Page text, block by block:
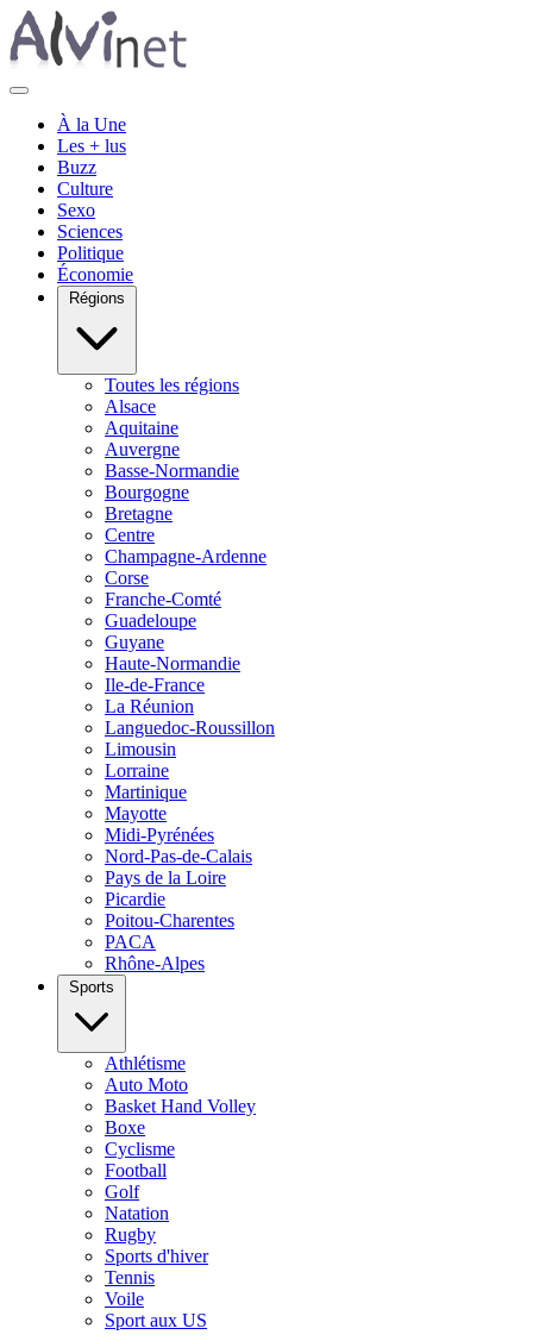
À la Une
Les + lus
Buzz
Culture
Sexo
Sciences
Politique
Économie
Régions
Toutes les régions
Alsace
Aquitaine
Auvergne
Basse-Normandie
Bourgogne
Bretagne
Centre
Champagne-Ardenne
Corse
Franche-Comté
Guadeloupe
Guyane
Haute-Normandie
Ile-de-France
La Réunion
Languedoc-Roussillon
Limousin
Lorraine
Martinique
Mayotte
Midi-Pyrénées
Nord-Pas-de-Calais
Pays de la Loire
Picardie
Poitou-Charentes
PACA
Rhône-Alpes
Sports
Athlétisme
Auto Moto
Basket Hand Volley
Boxe
Cyclisme
Football
Golf
Natation
Rugby
Sports d'hiver
Tennis
Voile
Sport aux US